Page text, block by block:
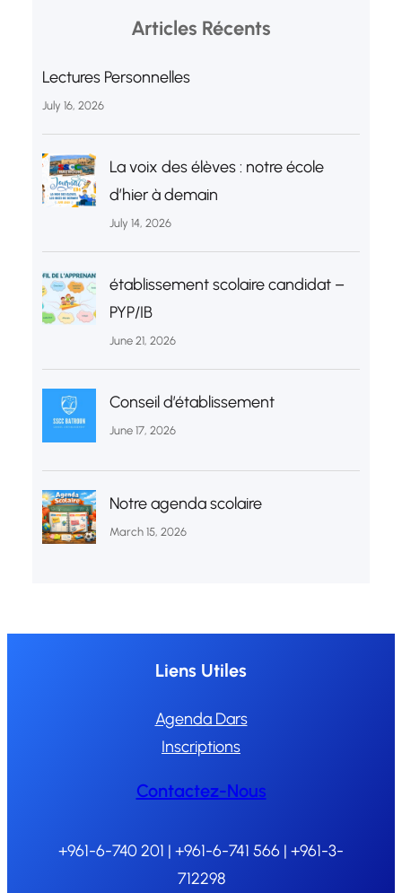
Articles Récents
Lectures Personnelles
July 16, 2026
La voix des élèves : notre école
d’hier à demain
July 14, 2026
établissement scolaire candidat –
PYP/IB
June 21, 2026
Conseil d’établissement
June 17, 2026
Notre agenda scolaire
March 15, 2026
Liens Utiles
Agenda Dars
Inscriptions
Contactez-Nous
+961-6-740 201 | +961-6-741 566 | +961-3-
712298